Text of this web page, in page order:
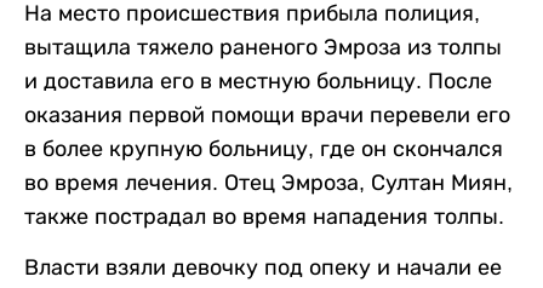
На место происшествия прибыла полиция,
вытащила тяжело раненого Эмроза из толпы
и доставила его в местную больницу. После
оказания первой помощи врачи перевели его
в более крупную больницу, где он скончался
во время лечения. Отец Эмроза, Султан Миян,
также пострадал во время нападения толпы.
Власти взяли девочку под опеку и начали ее